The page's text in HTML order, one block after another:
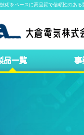
術をベースに高品質で信頼性のあ